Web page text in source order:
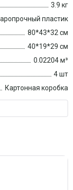
3.9 кг
пластик
80*43*32 см
40*19*29 см
0.02204 м³
4 шт
Картонная коробка